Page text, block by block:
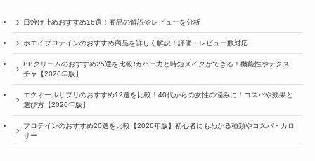
日焼け止めおすすめ16選！商品の解説やレビューを分析
ホエイプロテインのおすすめ商品を詳しく解説！評価・レビュー数対応
BBクリームのおすすめ25選を比較❗️カバー力と時短メイクができる！機能性やテクス
チャ【2026年版】
エクオールサプリのおすすめ12選を比較！40代からの女性の悩みに！コスパや効果と
選び方【2026年版】
プロテインのおすすめ20選を比較【2026年版】初心者にもわかる種類やコスパ・カロ
リー